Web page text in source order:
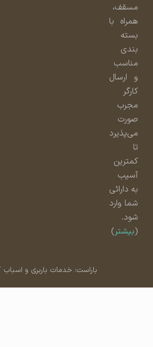
مسقف،
همراه با
بسته
بندی
مناسب
و ارسال
مجرب
صورت
می‌پذیرد
کمترین
آسیب
به دارائی
شما وارد
شود.
بیشتر)
باراست: خدمات باربری و اسباب کشی